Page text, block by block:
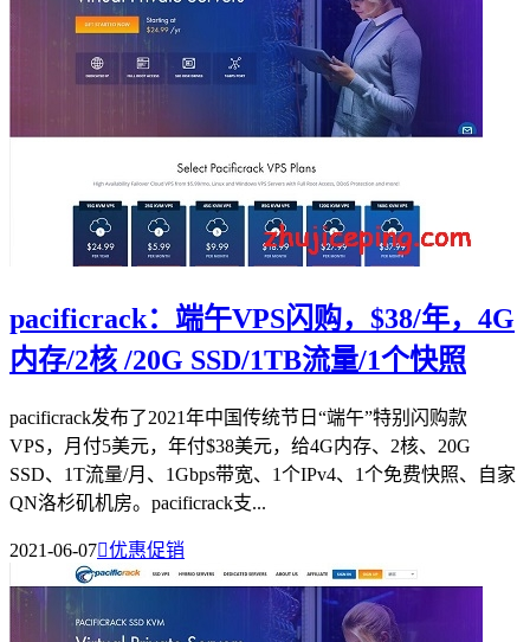
pacificrack：端午VPS闪购，$38/年，4G
内存/2核 /20G SSD/1TB流量/1个快照
pacificrack发布了2021年中国传统节日“端午”特别闪购款
VPS，月付5美元，年付$38美元，给4G内存、2核、20G
SSD、1T流量/月、1Gbps带宽、1个IPv4、1个免费快照、自家
QN洛杉矶机房。pacificrack支...
2021-06-07优惠促销